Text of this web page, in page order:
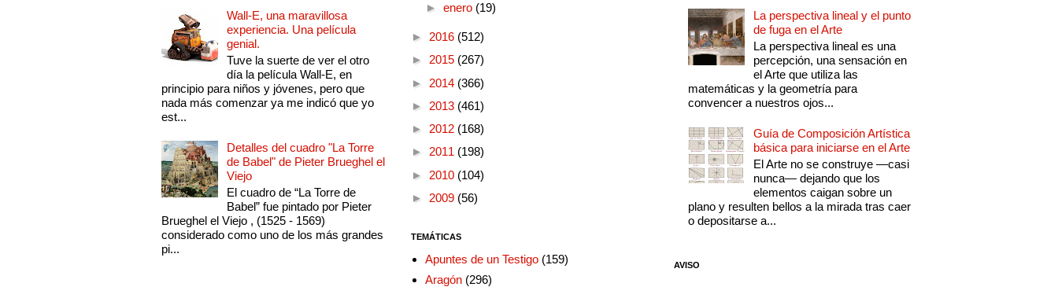
Wall-E, una maravillosa
experiencia. Una película
genial.
Tuve la suerte de ver el otro
día la película Wall-E, en
principio para niños y jóvenes, pero que
nada más comenzar ya me indicó que yo
est...
Detalles del cuadro "La Torre
de Babel" de Pieter Brueghel el
Viejo
El cuadro de “La Torre de
Babel” fue pintado por Pieter
Brueghel el Viejo , (1525 - 1569)
considerado como uno de los más grandes
pi...
► enero (19)
► 2016 (512)
► 2015 (267)
► 2014 (366)
► 2013 (461)
► 2012 (168)
► 2011 (198)
► 2010 (104)
► 2009 (56)
TEMÁTICAS
Apuntes de un Testigo (159)
Aragón (296)
La perspectiva lineal y el punto
de fuga en el Arte
La perspectiva lineal es una
percepción, una sensación en
el Arte que utiliza las
matemáticas y la geometría para
convencer a nuestros ojos...
Guía de Composición Artística
básica para iniciarse en el Arte
El Arte no se construye —casi
nunca— dejando que los
elementos caigan sobre un
plano y resulten bellos a la mirada tras caer
o depositarse a...
AVISO